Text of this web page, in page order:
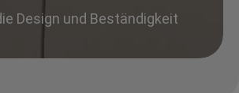
Design und Beständigkeit